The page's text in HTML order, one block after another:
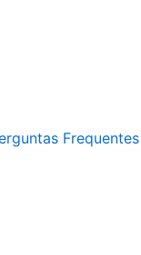
Frequentes